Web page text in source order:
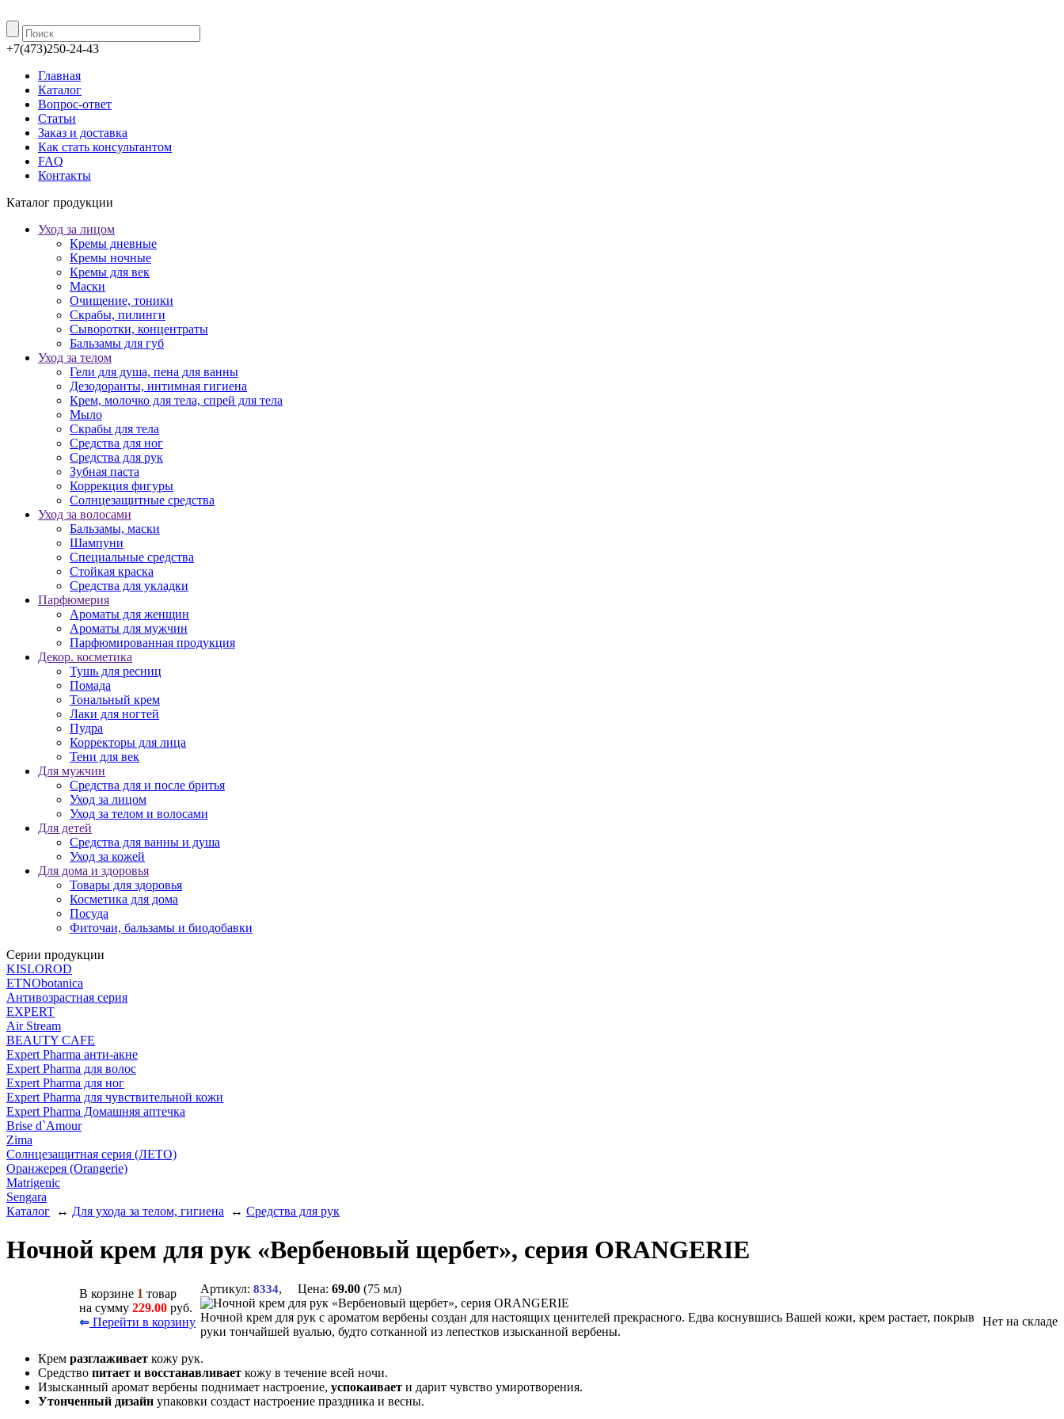
+7(473)250-24-43
Главная
Каталог
Вопрос-ответ
Статьи
Заказ и доставка
Как стать консультантом
FAQ
Контакты
Каталог продукции
Уход за лицом
Кремы дневные
Кремы ночные
Кремы для век
Маски
Очищение, тоники
Скрабы, пилинги
Сыворотки, концентраты
Бальзамы для губ
Уход за телом
Гели для душа, пена для ванны
Дезодоранты, интимная гигиена
Крем, молочко для тела, спрей для тела
Мыло
Скрабы для тела
Средства для ног
Средства для рук
Зубная паста
Коррекция фигуры
Солнцезащитные средства
Уход за волосами
Бальзамы, маски
Шампуни
Специальные средства
Стойкая краска
Средства для укладки
Парфюмерия
Ароматы для женщин
Ароматы для мужчин
Парфюмированная продукция
Декор. косметика
Тушь для ресниц
Помада
Тональный крем
Лаки для ногтей
Пудра
Корректоры для лица
Тени для век
Для мужчин
Средства для и после бритья
Уход за лицом
Уход за телом и волосами
Для детей
Средства для ванны и душа
Уход за кожей
Для дома и здоровья
Товары для здоровья
Косметика для дома
Посуда
Фиточаи, бальзамы и биодобавки
Серии продукции
KISLOROD
ETNObotanica
Антивозрастная серия
EXPERT
Air Stream
BEAUTY CAFЕ
Expert Pharma анти-акне
Expert Pharma для волос
Expert Pharma для ног
Expert Pharma для чувствительной кожи
Expert Pharma Домашняя аптечка
Brise d`Amour
Zima
Солнцезащитная серия (ЛЕТО)
Оранжерея (Orangerie)
Matrigenic
Sengara
Каталог ↔ Для ухода за телом, гигиена ↔ Средства для рук
Ночной крем для рук «Вербеновый щербет», серия ORANGERIE
В корзине 1 товар
на сумму 229.00 руб.
⇐ Перейти в корзину
Артикул: 8334, Цена: 69.00 (75 мл)
Нет на складе
Ночной крем для рук с ароматом вербены создан для настоящих ценителей прекрасного. Едва коснувшись Вашей кожи, крем растает, покрыв
руки тончайшей вуалью, будто сотканной из лепестков изысканной вербены.
Крем разглаживает кожу рук.
Средство питает и восстанавливает кожу в течение всей ночи.
Изысканный аромат вербены поднимает настроение, успокаивает и дарит чувство умиротворения.
Утонченный дизайн упаковки создаст настроение праздника и весны.